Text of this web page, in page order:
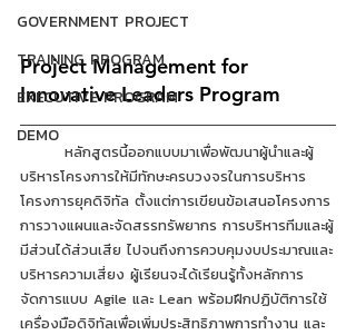
GOVERNMENT PROJECT
TRAINING PROGRAM
EXECUTIVE PROGRAM
DEMO
Project Management for
Innovative Leaders Program
บริหารโครงการให้มีทักษะครบวงจรในการบริหาร
โครงการยุคดิจิทัล ตั้งแต่การเขียนข้อเสนอโครงการ
การวางแผนและจัดสรรทรัพยากร การบริหารทีมและผู้
มีส่วนได้ส่วนเสีย ไปจนถึงการควบคุมงบประมาณและ
บริหารความเสี่ยง ผู้เรียนจะได้เรียนรู้ทั้งหลักการ
จัดการแบบ Agile และ Lean พร้อมฝึกปฏิบัติการใช้
เครื่องมือดิจิทัลเพื่อเพิ่มประสิทธิภาพการทำงาน และ